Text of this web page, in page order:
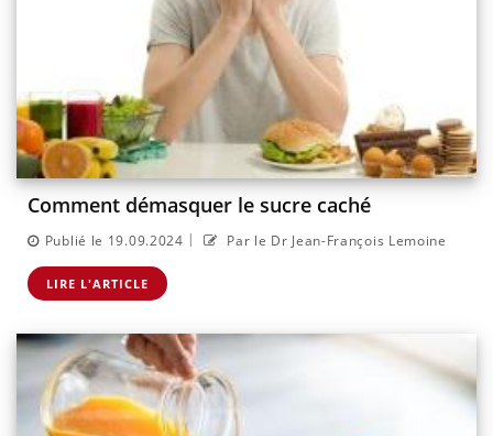
Comment démasquer le sucre caché
Publié le 19.09.2024 | Par le Dr Jean-François Lemoine
LIRE L'ARTICLE